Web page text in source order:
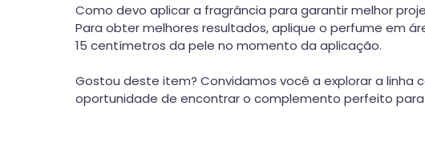
Como devo aplicar a fragrância para garantir melhor
Para obter melhores resultados, aplique o perfume em
15 centímetros da pele no momento da aplicação.
Gostou deste item? Convidamos você a explorar a linha
oportunidade de encontrar o complemento perfeito